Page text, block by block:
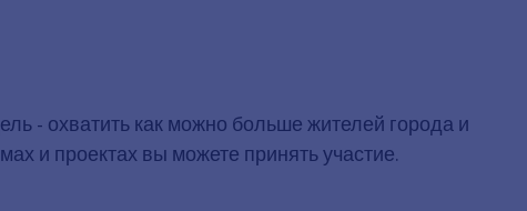
- охватить как можно больше жителей города и
и проектах вы можете принять участие.